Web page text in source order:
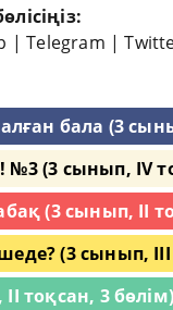
|Telegram |
бала (3
(3 сынып, IV
(3 сынып, II
(3 сынып, III
тоқсан, 3 бөлім)